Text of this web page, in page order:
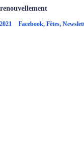
Facebook,Fêtes,